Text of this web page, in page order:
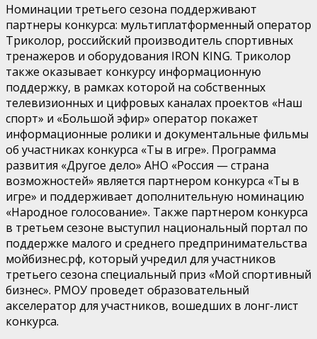
Номинации третьего сезона поддерживают
партнеры конкурса: мультиплатформенный оператор
Триколор, российский производитель спортивных
тренажеров и оборудования IRON KING. Триколор
также оказывает конкурсу информационную
поддержку, в рамках которой на собственных
телевизионных и цифровых каналах проектов «Наш
спорт» и «Большой эфир» оператор покажет
информационные ролики и документальные фильмы
об участниках конкурса «Ты в игре». Программа
развития «Другое дело» АНО «Россия — страна
возможностей» является партнером конкурса «Ты в
игре» и поддерживает дополнительную номинацию
«Народное голосование». Также партнером конкурса
в третьем сезоне выступил национальный портал по
поддержке малого и среднего предпринимательства
мойбизнес.рф, который учредил для участников
третьего сезона специальный приз «Мой спортивный
бизнес». РМОУ проведет образовательный
акселератор для участников, вошедших в лонг-лист
конкурса.